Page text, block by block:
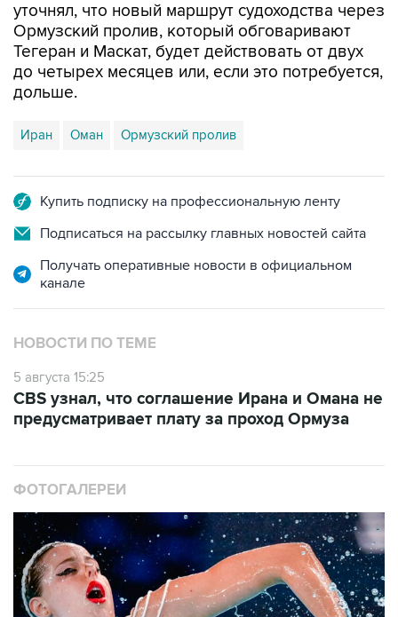
уточнял, что новый маршрут судоходства через
Ормузский пролив, который обговаривают
Тегеран и Маскат, будет действовать от двух
до четырех месяцев или, если это потребуется,
дольше.
Иран Оман Ормузский пролив
Купить подписку на профессиональную ленту
Подписаться на рассылку главных новостей сайта
Получать оперативные новости в официальном
канале
НОВОСТИ ПО ТЕМЕ
5 августа 15:25
CBS узнал, что соглашение Ирана и Омана не
предусматривает плату за проход Ормуза
ФОТОГАЛЕРЕИ